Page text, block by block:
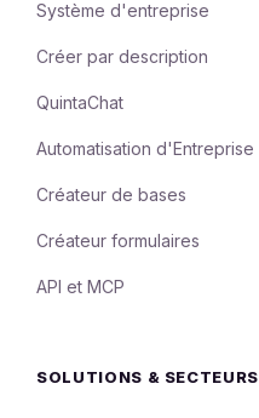
Système d'entreprise
Créer par description
QuintaChat
Automatisation d'Entreprise
Créateur de bases
Créateur formulaires
API et MCP
SOLUTIONS & SECTEURS